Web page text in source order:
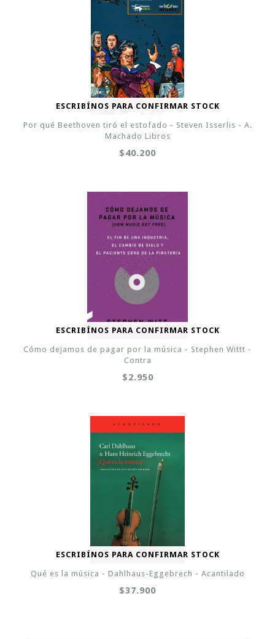
ESCRIBÍNOS PARA CONFIRMAR STOCK
Por qué Beethoven tiró el estofado - Steven Isserlis - A.
Machado Libros
$40.200
ESCRIBÍNOS PARA CONFIRMAR STOCK
Cómo dejamos de pagar por la música - Stephen Wittt -
Contra
$2.950
ESCRIBÍNOS PARA CONFIRMAR STOCK
Qué es la música - Dahlhaus-Eggebrech - Acantilado
$37.900